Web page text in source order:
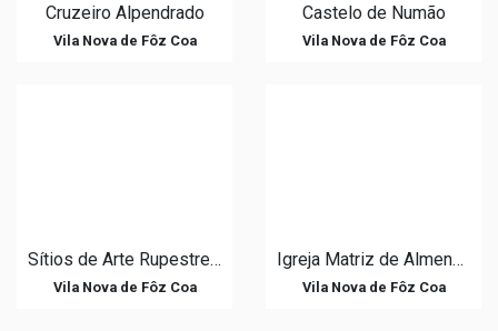
Cruzeiro Alpendrado
Vila Nova de Fôz Coa
Castelo de Numão
Vila Nova de Fôz Coa
Sítios de Arte Rupestre do Vale do Côa
Vila Nova de Fôz Coa
Igreja Matriz de Almendra
Vila Nova de Fôz Coa